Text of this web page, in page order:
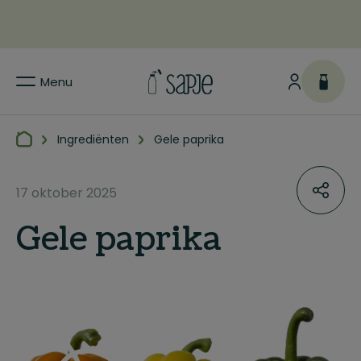
Menu
Ingrediënten Gele paprika
17 oktober 2025
Gele paprika